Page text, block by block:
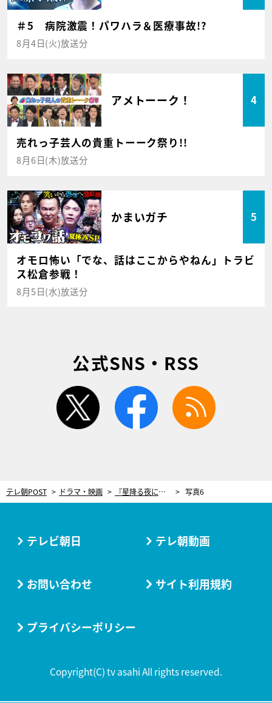
＃5 病院激震！パワハラ＆医療事故!?
8月4日(火)放送分
アメトーーク！ 4
売れっ子芸人の貴重トーーク祭り!!
8月6日(木)放送分
かまいガチ 5
オモロ怖い「でな、話はここからやねん」トラビ
ス松倉参戦！
8月5日(水)放送分
公式SNS・RSS
twitter facebook
テレ朝POST ドラマ・映画 『星降る夜に』文字通り“泣き崩れた”第8話ラスト。暴走する男の悲しみを包み込んだのは“人の体温”だった 写真6
テレビ朝日 テレ朝動画
お問い合わせ サイト利用規約
プライバシーポリシー
Copyright(C) tv asahi All rights reserved.